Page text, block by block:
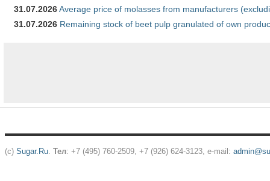
31.07.2026Average price of molasses from manufacturers
31.07.2026 Remaining stock of beet pulp granulated of own
(c) Sugar.Ru. Тел: +7 (495) 760-2509, +7 (926) 624-3123, e-mail: